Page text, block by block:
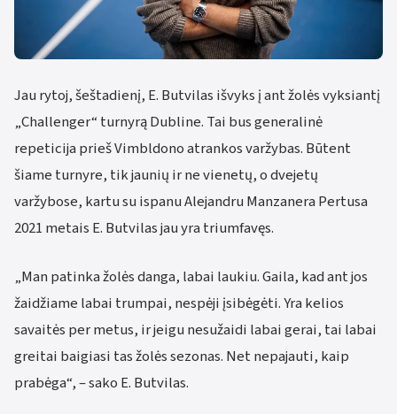
Jau rytoj, šeštadienį, E. Butvilas išvyks į ant žolės vyksiantį
„Challenger“ turnyrą Dubline. Tai bus generalinė
repeticija prieš Vimbldono atrankos varžybas. Būtent
šiame turnyre, tik jaunių ir ne vienetų, o dvejetų
varžybose, kartu su ispanu Alejandru Manzanera Pertusa
2021 metais E. Butvilas jau yra triumfavęs.
„Man patinka žolės danga, labai laukiu. Gaila, kad ant jos
žaidžiame labai trumpai, nespėji įsibėgėti. Yra kelios
savaitės per metus, ir jeigu nesužaidi labai gerai, tai labai
greitai baigiasi tas žolės sezonas. Net nepajauti, kaip
prabėga“, – sako E. Butvilas.